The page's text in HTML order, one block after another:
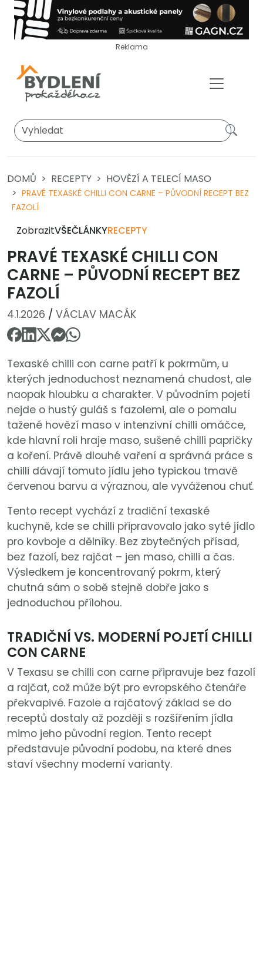
Reklama
DOMŮ RECEPTY HOVĚZÍ A TELECÍ MASO
PRAVÉ TEXASKÉ CHILLI CON CARNE – PŮVODNÍ RECEPT BEZ
FAZOLÍ
ZobrazitVŠEČLÁNKYRECEPTY
PRAVÉ TEXASKÉ CHILLI CON
CARNE – PŮVODNÍ RECEPT BEZ
FAZOLÍ
4.1.2026 / VÁCLAV MACÁK
Texaské chilli con carne patří k pokrmům, u
kterých jednoduchost neznamená chudost, ale
naopak hloubku a charakter. V původním pojetí
nejde o hustý guláš s fazolemi, ale o pomalu
tažené hovězí maso v intenzivní chilli omáčce,
kde hlavní roli hraje maso, sušené chilli papričky
a koření. Právě dlouhé vaření a správná práce s
chilli dávají tomuto jídlu jeho typickou tmavě
červenou barvu a výraznou, ale vyváženou chuť.
Tento recept vychází z tradiční texaské
kuchyně, kde se chilli připravovalo jako syté jídlo
pro kovboje a dělníky. Bez zbytečných přísad,
bez fazolí, bez rajčat – jen maso, chilli a čas.
Výsledkem je koncentrovaný pokrm, který
chutná sám o sobě stejně dobře jako s
jednoduchou přílohou.
TRADIČNÍ VS. MODERNÍ POJETÍ CHILLI
CON CARNE
V Texasu se chilli con carne připravuje bez fazolí
a rajčat, což může být pro evropského čtenáře
překvapivé. Fazole a rajčatový základ se do
receptů dostaly až později s rozšířením jídla
mimo jeho původní region. Tento recept
představuje původní podobu, na které dnes
staví všechny moderní varianty.